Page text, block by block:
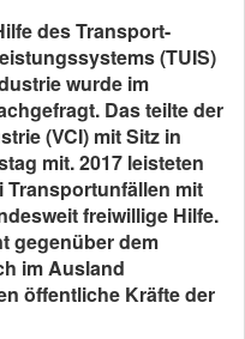
des Transport-
(TUIS)
wurde im
Das teilte der
(VCI) mit Sitz in
mit. 2017 leisteten
Transportunfällen mit
freiwillige Hilfe.
gegenüber dem
im Ausland
öffentliche Kräfte der